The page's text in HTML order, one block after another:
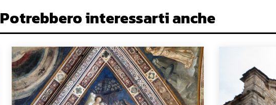
Potrebbero interessarti anche